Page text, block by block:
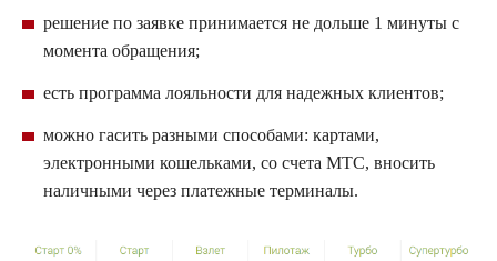
решение по заявке принимается не дольше 1 минуты с
момента обращения;
есть программа лояльности для надежных клиентов;
можно гасить разными способами: картами,
электронными кошельками, со счетаМТС, вносить
наличными через платежные терминалы.